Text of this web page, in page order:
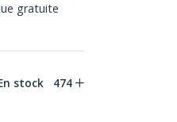
gratuite
stock 474